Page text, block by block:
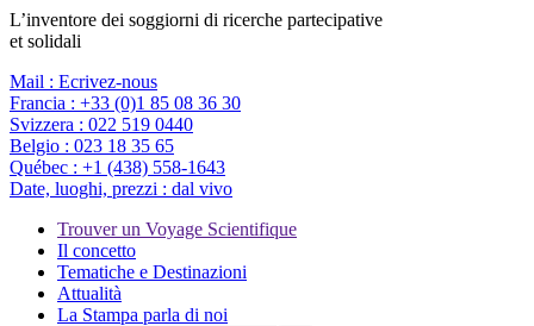
L’inventore dei soggiorni di ricerche partecipative
et solidali
Mail : Ecrivez-nous
Francia : +33 (0)1 85 08 36 30
Svizzera : 022 519 0440
Belgio : 023 18 35 65
Québec : +1 (438) 558-1643
Date, luoghi, prezzi : dal vivo
Trouver un Voyage Scientifique
Il concetto
Tematiche e Destinazioni
Attualità
La Stampa parla di noi